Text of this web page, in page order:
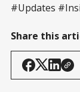
#Updates
Share this